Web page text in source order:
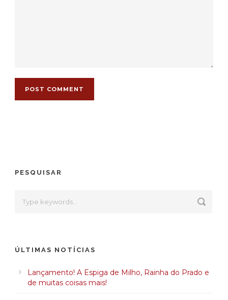
PESQUISAR
ÚLTIMAS NOTÍCIAS
Lançamento! A Espiga de Milho, Rainha do Prado e
de muitas coisas mais!